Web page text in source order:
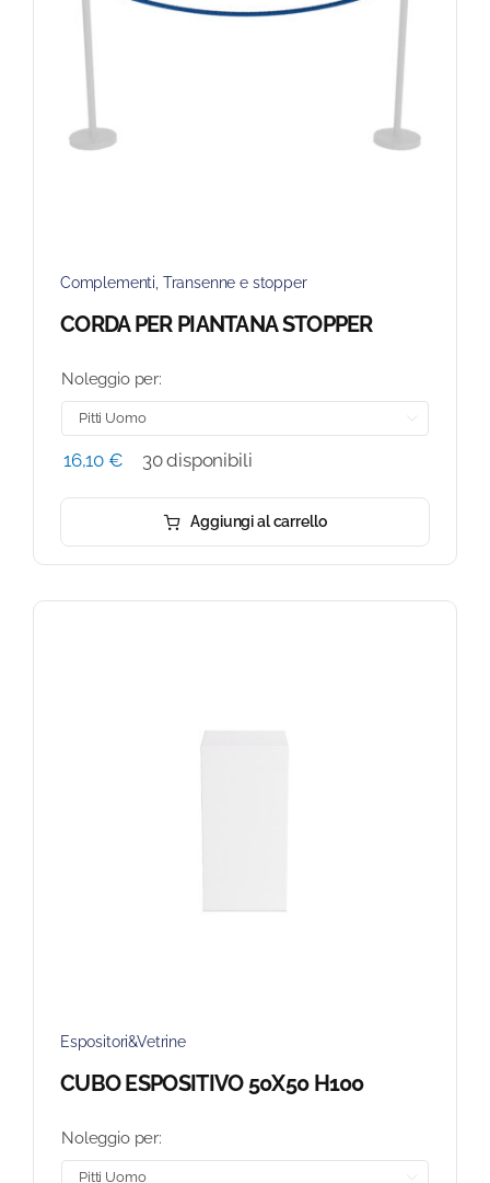
Complementi Transenne e stopper
CORDA PER PIANTANA STOPPER
Noleggio per:
16,10 € 30 disponibili
Aggiungi al carrello
Espositori&Vetrine
CUBO ESPOSITIVO 50X50 H100
Noleggio per: